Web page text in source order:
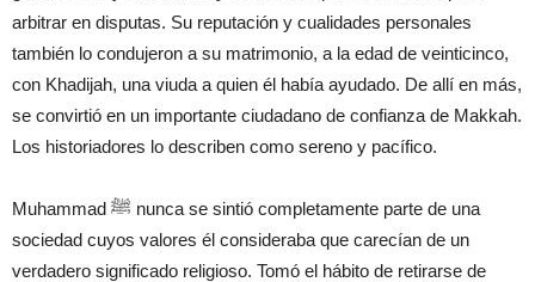
arbitrar en disputas. Su reputación y cualidades personales
también lo condujeron a su matrimonio, a la edad de veinticinco,
con Khadijah, una viuda a quien él había ayudado. De allí en más,
se convirtió en un importante ciudadano de confianza de Makkah.
Los historiadores lo describen como sereno y pacífico.
Muhammad ﷺ nunca se sintió completamente parte de una
sociedad cuyos valores él consideraba que carecían de un
verdadero significado religioso. Tomó el hábito de retirarse de